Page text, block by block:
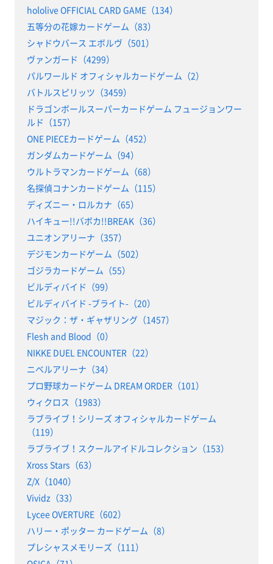
hololive OFFICIAL CARD GAME（134）
五等分の花嫁カードゲーム（83）
シャドウバース エボルヴ（501）
ヴァンガード（4299）
パルワールド オフィシャルカードゲーム（2）
バトルスピリッツ（3459）
ドラゴンボールスーパーカードゲーム フュージョンワー
ルド（157）
ONE PIECEカードゲーム（452）
ガンダムカードゲーム（94）
ウルトラマンカードゲーム（68）
名探偵コナンカードゲーム（115）
ディズニー・ロルカナ（65）
ハイキュー!!バボカ!!BREAK（36）
ユニオンアリーナ（357）
デジモンカードゲーム（502）
ゴジラカードゲーム（55）
ビルディバイド（99）
ビルディバイド -ブライト-（20）
マジック：ザ・ギャザリング（1457）
Flesh and Blood（0）
NIKKE DUEL ENCOUNTER（22）
ニベルアリーナ（34）
プロ野球カードゲーム DREAM ORDER（101）
ウィクロス（1983）
ラブライブ！シリーズ オフィシャルカードゲーム
（119）
ラブライブ！スクールアイドルコレクション（153）
Xross Stars（63）
Z/X（1040）
Vividz（33）
Lycee OVERTURE（602）
ハリー・ポッター カードゲーム（8）
プレシャスメモリーズ（111）